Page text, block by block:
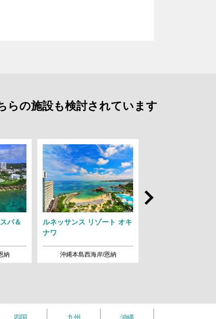
らの施設も検討されています
パ＆
納
ルネッサンス リゾート オキ
ナワ
沖縄本島西海岸/恩納
Next
四国 九州 沖縄